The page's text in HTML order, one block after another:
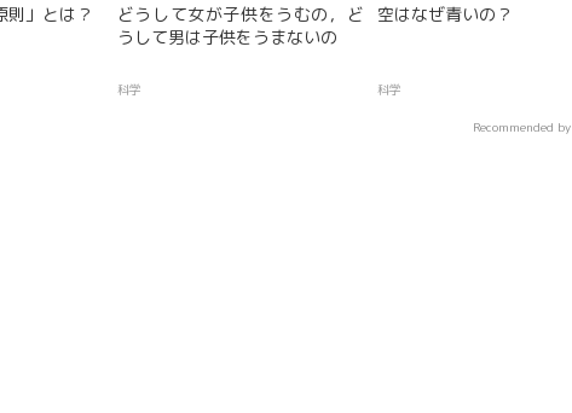
則」とは？
どうして女が子供をうむの，ど
うして男は子供をうまないの
科学
空はなぜ青いの？
科学
Recommended by